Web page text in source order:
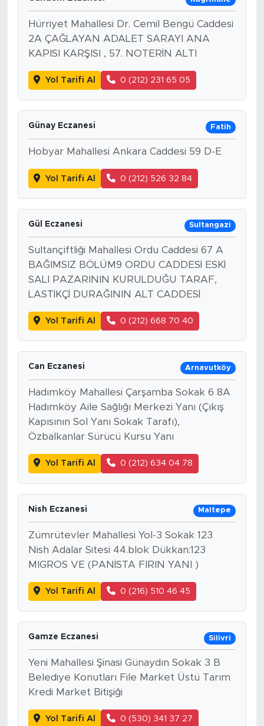
Hürriyet Mahallesi Dr. Cemil Bengü Caddesi
2A ÇAĞLAYAN ADALET SARAYI ANA
KAPISI KARŞISI , 57. NOTERİN ALTI
Yol Tarifi Al 0 (212) 231 65 05
Günay Eczanesi Fatih
Hobyar Mahallesi Ankara Caddesi 59 D-E
Yol Tarifi Al 0 (212) 526 32 84
Gül Eczanesi Sultangazi
Sultançiftliği Mahallesi Ordu Caddesi 67 A
BAĞIMSIZ BÖLÜM9 ORDU CADDESİ ESKİ
SALI PAZARININ KURULDUĞU TARAF,
LASTİKÇİ DURAĞININ ALT CADDESİ
Yol Tarifi Al 0 (212) 668 70 40
Can Eczanesi Arnavutköy
Hadımköy Mahallesi Çarşamba Sokak 6 8A
Hadımköy Aile Sağlığı Merkezi Yanı (Çıkış
Kapısının Sol Yanı Sokak Tarafı),
Özbalkanlar Sürücü Kursu Yanı
Yol Tarifi Al 0 (212) 634 04 78
Nish Eczanesi Maltepe
Zümrütevler Mahallesi Yol-3 Sokak 123
Nish Adalar Sitesi 44.blok Dükkan:123
MIGROS VE (PANİSTA FIRIN YANI )
Yol Tarifi Al 0 (216) 510 46 45
Gamze Eczanesi Silivri
Yeni Mahallesi Şinasi Günaydın Sokak 3 B
Belediye Konutları File Market Üstü Tarım
Kredi Market Bitişiği
Yol Tarifi Al 0 (530) 341 37 27